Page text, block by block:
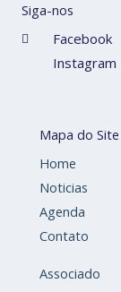
Siga-nos
Facebook
Instagram
Mapa do Site
Home
Noticias
Agenda
Contato
Associado